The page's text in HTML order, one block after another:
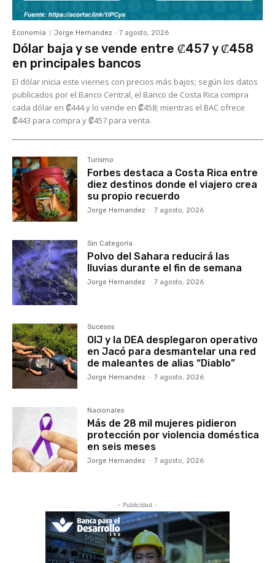
Economía Jorge Hernandez - 7 agosto, 2026
Dólar baja y se vende entre ₡457 y ₡458
en principales bancos
El dólar inicia este viernes con precios más bajos; según los datos
publicados por el Banco Central, el Banco de Costa Rica compra
cada dólar en ₡444 y lo vende en ₡458; mientras el BAC ofrece
₡443 para compra y ₡457 para venta.
Turismo
Forbes destaca a Costa Rica entre
diez destinos donde el viajero crea
su propio recuerdo
Jorge Hernandez - 7 agosto, 2026
Sin Categoría
Polvo del Sahara reducirá las
lluvias durante el fin de semana
Jorge Hernandez - 7 agosto, 2026
Sucesos
OIJ y la DEA desplegaron operativo
en Jacó para desmantelar una red
de maleantes de alias “Diablo”
Jorge Hernandez - 7 agosto, 2026
Nacionales
Más de 28 mil mujeres pidieron
protección por violencia doméstica
en seis meses
Jorge Hernandez - 7 agosto, 2026
- Publicidad -